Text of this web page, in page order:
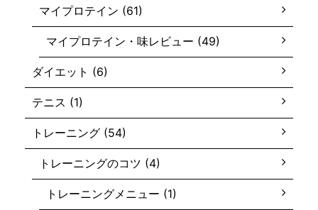
マイプロテイン (61)
マイプロテイン・味レビュー (49)
ダイエット (6)
テニス (1)
トレーニング (54)
トレーニングのコツ (4)
トレーニングメニュー (1)